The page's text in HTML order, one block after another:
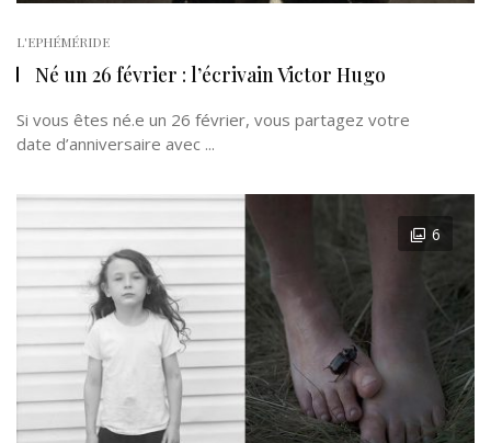
L'EPHÉMÉRIDE
Né un 26 février : l’écrivain Victor Hugo
Si vous êtes né.e un 26 février, vous partagez votre
date d’anniversaire avec ...
6